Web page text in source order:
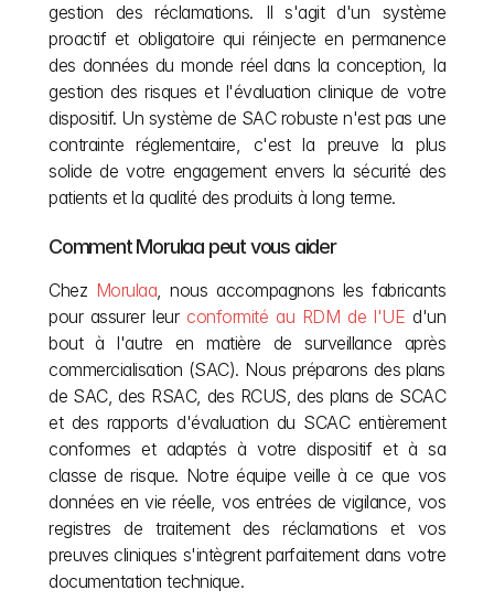
gestion des réclamations. Il s'agit d'un système
proactif et obligatoire qui réinjecte en permanence
des données du monde réel dans la conception, la
gestion des risques et l'évaluation clinique de votre
dispositif. Un système de SAC robuste n'est pas une
contrainte réglementaire, c'est la preuve la plus
solide de votre engagement envers la sécurité des
patients et la qualité des produits à long terme.
Comment Morulaa peut vous aider
Chez Morulaa, nous accompagnons les fabricants
pour assurer leur conformité au RDM de l'UE d'un
bout à l'autre en matière de surveillance après
commercialisation (SAC). Nous préparons des plans
de SAC, des RSAC, des RCUS, des plans de SCAC
et des rapports d'évaluation du SCAC entièrement
conformes et adaptés à votre dispositif et à sa
classe de risque. Notre équipe veille à ce que vos
données en vie réelle, vos entrées de vigilance, vos
registres de traitement des réclamations et vos
preuves cliniques s'intègrent parfaitement dans votre
documentation technique.